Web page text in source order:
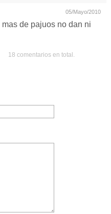
05/Mayo/2010
de pajuos no dan ni
18 comentarios en total.